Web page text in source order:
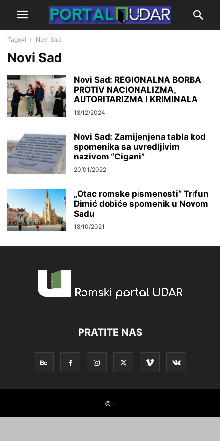
Tagovi Novi Sad
Novi Sad
Novi Sad: REGIONALNA BORBA
PROTIV NACIONALIZMA,
AUTORITARIZMA I KRIMINALA
18/12/2024
Novi Sad: Zamijenjena tabla kod
spomenika sa uvredljivim
nazivom “Cigani”
20/01/2022
„Otac romske pismenosti“ Trifun
Dimić dobiće spomenik u Novom
Sadu
18/10/2021
PRATITE NAS
© -